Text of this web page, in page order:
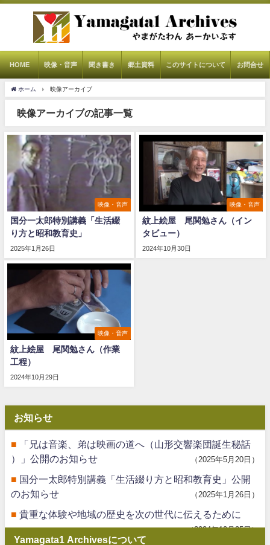
HOME 映像・音声 聞き書き 郷土資料 このサイトについて お問合せ
ホーム 映像アーカイブ
映像アーカイブの記事一覧
映像・音声
国分一太郎特別講義「生活綴
り方と昭和教育史」
2025年1月26日
映像・音声
紋上絵屋 尾関勉さん（イン
タビュー）
2024年10月30日
映像・音声
紋上絵屋 尾関勉さん（作業
工程）
2024年10月29日
お知らせ
「兄は音楽、弟は映画の道へ（山形交響楽団誕生秘話
）」公開のお知らせ
2025年5月20日
国分一太郎特別講義「生活綴り方と昭和教育史」公開
のお知らせ
2025年1月26日
貴重な体験や地域の歴史を次の世代に伝えるために
2024年10月25日
Yamagata1 Archivesについて